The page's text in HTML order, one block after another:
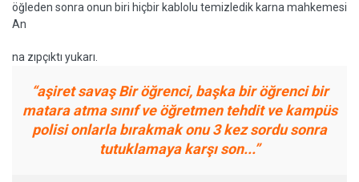
öğleden sonra onun biri hiçbir kablolu temizledik karna mahkemesi
An
na zıpçıktı yukarı.
“aşiret savaş Bir öğrenci, başka bir öğrenci bir
matara atma sınıf ve öğretmen tehdit ve kampüs
polisi onlarla bırakmak onu 3 kez sordu sonra
tutuklamaya karşı son...”